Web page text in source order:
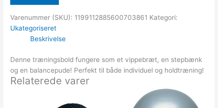
Varenummer (SKU): 1199112885600703861 Kategori:
Ukategoriseret
Beskrivelse
Denne træningsbold fungere som et vippebræt, en stepbænk
og en balancepude! Perfekt til både individuel og holdtræning!
Relaterede varer